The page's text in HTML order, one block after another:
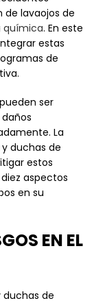
de lavaojos de
química. En este
estas
de
ser
La
duchas de
estos
aspectos
en su
EN EL
duchas de